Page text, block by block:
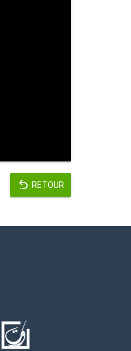
RETOUR